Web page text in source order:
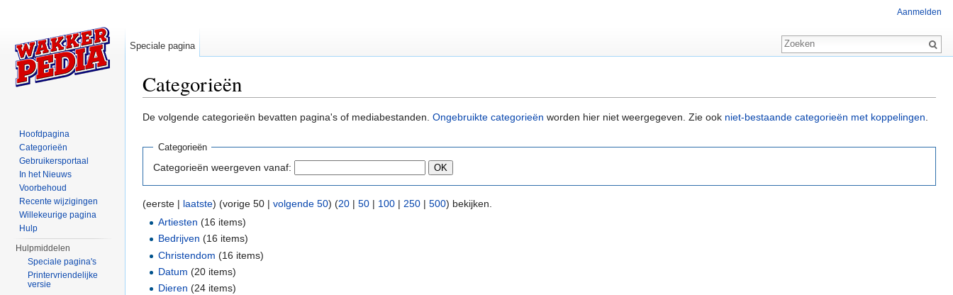
Categorieën
De volgende categorieën bevatten pagina's of mediabestanden. Ongebruikte categorieën worden hier niet weergegeven. Zie ook niet-bestaande categorieën met koppelingen.
Categorieën
Categorieën weergeven vanaf:
(eerste | laatste) (vorige 50 | volgende 50) (20 | 50 | 100 | 250 | 500) bekijken.
Artiesten ‏‎ (16 items)
Bedrijven ‏‎ (16 items)
Christendom ‏‎ (16 items)
Datum ‏‎ (20 items)
Dieren ‏‎ (24 items)
Aanmelden
Speciale pagina
Hoofdpagina
Categorieën
Gebruikersportaal
In het Nieuws
Voorbehoud
Recente wijzigingen
Willekeurige pagina
Hulp
Hulpmiddelen
Speciale pagina's
Printervriendelijke
versie